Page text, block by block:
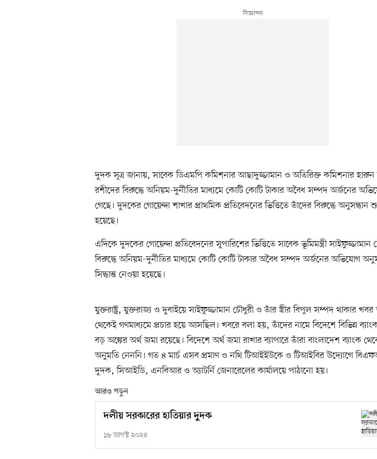
দুদক সূত্র জানায়, সাবেক ডিএমপি কমিশনার আছাদুজ্জামান ও অতিরিক্ত কমিশনার
রশীদের বিরুদ্ধে অনিয়ম-দুর্নীতির মাধ্যমে কোটি কোটি টাকার অবৈধ সম্পদ অর্জনের
গেছে। দুদকের গোয়েন্দা শাখার প্রাথমিক প্রতিবেদনের ভিত্তিতে তাঁদের বিরুদ্ধে অনুসন্ধান
হয়েছে।
এদিকে দুদকের গোয়েন্দা প্রতিবেদনের সুপারিশের ভিত্তিতে সাবেক ভূমিমন্ত্রী সাইফুজ্জামান
বিরুদ্ধে অনিয়ম-দুর্নীতির মাধ্যমে কোটি কোটি টাকার অবৈধ সম্পদ অর্জনের অভিযোগ
সিদ্ধান্ত নেওয়া হয়েছে।
যুক্তরাষ্ট্র, যুক্তরাজ্য ও দুবাইয়ে সাইফুজ্জামান চৌধুরী ও তাঁর স্ত্রীর বিপুল সম্পদ থাকার
থেকেই গণমাধ্যমে প্রচার হয়ে আসছিল। খবরে বলা হয়, তাঁদের নামে বিদেশে বিভিন্ন
বড় অঙ্কের অর্থ জমা রয়েছে। বিদেশে অর্থ জমা রাখার ব্যাপারে তাঁরা বাংলাদেশ ব্যাংক
অনুমতি নেননি। গত ৪ মার্চ এসব প্রমাণ ও নথি টিআইইউকে ও টিআইবির উদ্যোগে
দুদক, সিআইডি, এনবিআর ও অ্যাটর্নি জেনারেলের কার্যালয়ে পাঠানো হয়।
আরও পড়ুন
দলীয় সরকারের হাতিয়ার দুদক
১৮ আগস্ট ২০২৪